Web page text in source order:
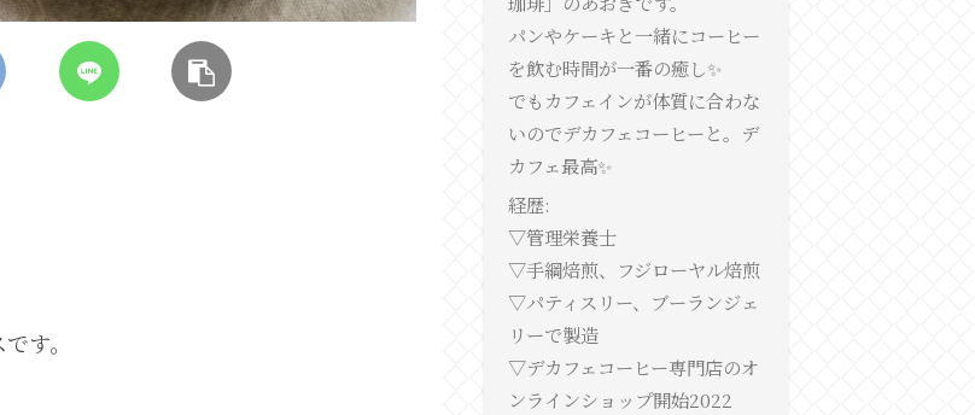
す。
パンやケーキと一緒にコーヒー
を飲む時間が一番の癒し✨
でもカフェインが体質に合わな
いのでデカフェコーヒーと。デ
カフェ最高✨
経歴:
▽管理栄養士
▽手綱焙煎、フジローヤル焙煎
▽パティスリー、ブーランジェ
リーで製造
▽デカフェコーヒー専門店のオ
ンラインショップ開始2022